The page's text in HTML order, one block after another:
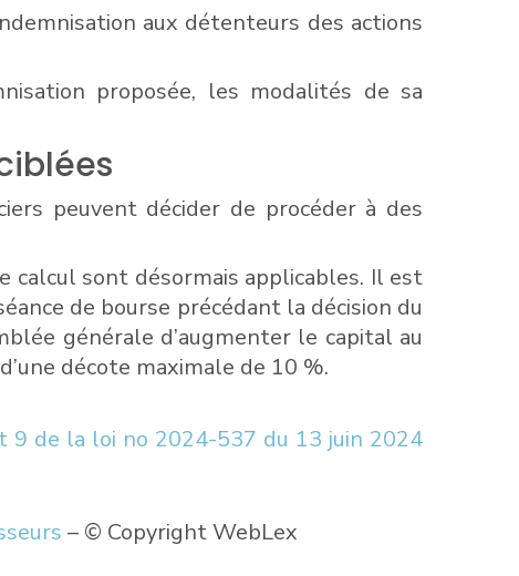
aux détenteurs des actions
proposée, les modalités de sa
peuvent décider de procéder à des
calcul sont désormais applicables. Il est
de bourse précédant la décision du
générale d’augmenter le capital au
décote maximale de 10 %.
de la loi no 2024-537 du 13 juin 2024
– © Copyright WebLex